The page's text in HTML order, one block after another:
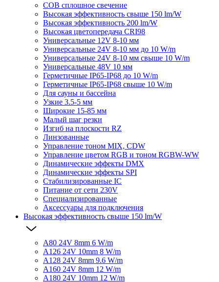
COB сплошное свечение
Высокая эффективность свыше 150 lm/W
Высокая эффективность 200 lm/W
Высокая цветопередача CRI98
Универсальные 12V 8-10 мм
Универсальные 24V 8-10 мм до 10 W/m
Универсальные 24V 8-10 мм свыше 10 W/m
Универсальные 48V 10 мм
Герметичные IP65-IP68 до 10 W/m
Герметичные IP65-IP68 свыше 10 W/m
Для сауны и бассейна
Узкие 3.5-5 мм
Широкие 15-85 мм
Малый шаг резки
Изгиб на плоскости RZ
Линзованные
Управление тоном MIX, CDW
Управление цветом RGB и тоном RGBW-WW
Динамические эффекты DMX
Динамические эффекты SPI
Стабилизированные IC
Питание от сети 230V
Специализированные
Аксессуары для подключения
Высокая эффективность свыше 150 lm/W
A80 24V 8mm 6 W/m
A126 24V 10mm 8 W/m
A128 24V 8mm 9.6 W/m
A160 24V 8mm 12 W/m
A180 24V 10mm 12 W/m